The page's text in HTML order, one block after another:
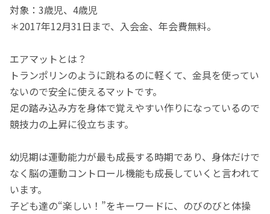
対象：3歳児、4歳児
＊2017年12月31日まで、入会金、年会費無料。
エアマットとは？
トランポリンのように跳ねるのに軽くて、金具を使ってい
ないので安全に使えるマットです。
足の踏み込み方を身体で覚えやすい作りになっているので
競技力の上昇に役立ちます。
幼児期は運動能力が最も成長する時期であり、身体だけで
なく脳の運動コントロール機能も成長していくと言われて
います。
子ども達の“楽しい！”をキーワードに、のびのびと体操